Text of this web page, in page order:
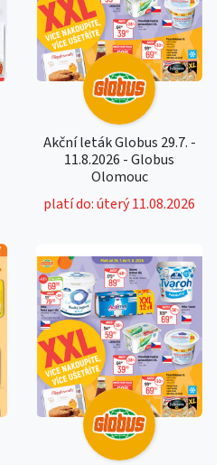
Akční leták Globus 29.7. -
11.8.2026 - Globus
Olomouc
platí do: úterý 11.08.2026